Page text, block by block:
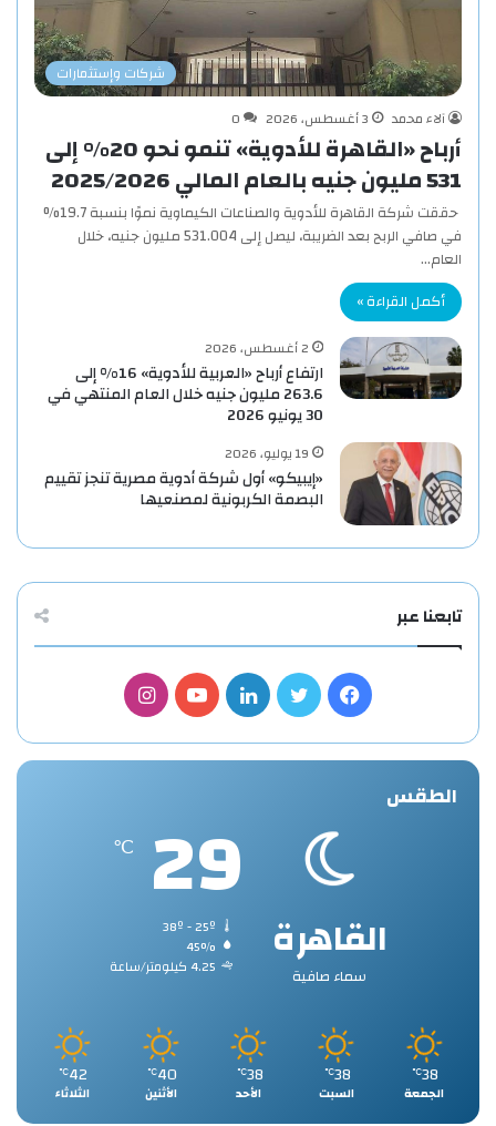
شركات وإستثمارات
آلاء محمد
3 أغسطس، 2026 0
أرباح «القاهرة للأدوية» تنمو نحو 20% إلى
531 مليون جنيه بالعام المالي 2025/2026
حققت شركة القاهرة للأدوية والصناعات الكيماوية نموًا بنسبة 19.7%
في صافي الربح بعد الضريبة، ليصل إلى 531.004 مليون جنيه، خلال
العام…
أكمل القراءة »
2 أغسطس، 2026
ارتفاع أرباح «العربية للأدوية» 16% إلى
263.6 مليون جنيه خلال العام المنتهي في
30 يونيو 2026
19 يوليو، 2026
«إيبيكو» أول شركة أدوية مصرية تنجز تقييم
البصمة الكربونية لمصنعيها
تابعنا عبر
فيسبوك
تويتر لينكدإنيوتيوبانستقرام
الطقس
القاهرة
سماء صافية
29
℃
45%
4.25 كيلومتر/ساعة
38
℃
الجمعة
38
℃
السبت
38
℃
الأحد
40
℃
الأثنين
42
℃
الثلاثاء